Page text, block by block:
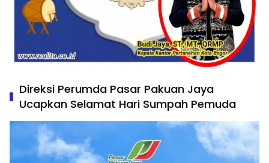
Direksi Perumda Pasar Pakuan Jaya
Ucapkan Selamat Hari Sumpah Pemuda